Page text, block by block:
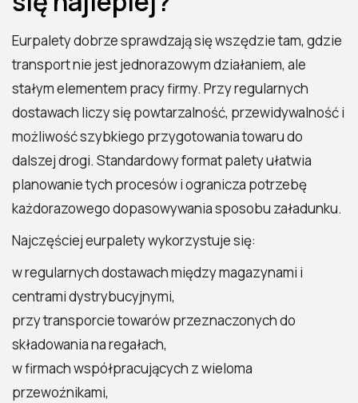
Eurpalety dobrze sprawdzają się wszędzie tam, gdzie
transport nie jest jednorazowym działaniem, ale
stałym elementem pracy firmy. Przy regularnych
dostawach liczy się powtarzalność, przewidywalność i
możliwość szybkiego przygotowania towaru do
dalszej drogi. Standardowy format palety ułatwia
planowanie tych procesów i ogranicza potrzebę
każdorazowego dopasowywania sposobu załadunku.
Najczęściej eurpalety wykorzystuje się:
w regularnych dostawach między magazynami i
centrami dystrybucyjnymi,
przy transporcie towarów przeznaczonych do
składowania na regałach,
w firmach współpracujących z wieloma
przewoźnikami,